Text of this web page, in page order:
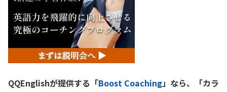
QQEnglishが提供する「Boost Coaching」なら、「カラ